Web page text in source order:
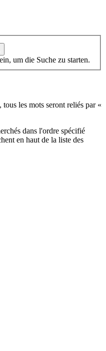
um die Suche zu starten.
les mots seront reliés par «
dans l'ordre spécifié
en haut de la liste des